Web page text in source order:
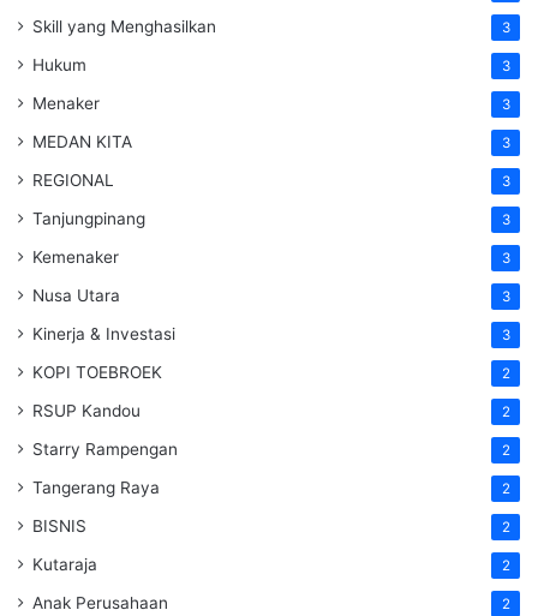
Skill yang Menghasilkan 3
Hukum 3
Menaker 3
MEDAN KITA 3
REGIONAL 3
Tanjungpinang 3
Kemenaker 3
Nusa Utara 3
Kinerja & Investasi 3
KOPI TOEBROEK 2
RSUP Kandou 2
Starry Rampengan 2
Tangerang Raya 2
BISNIS 2
Kutaraja 2
Anak Perusahaan 2